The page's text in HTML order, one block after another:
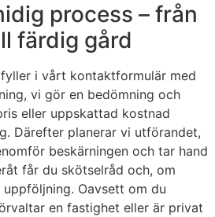
process – från
färdig gård
i vårt kontaktformulär med
vi gör en bedömning och
eller uppskattad kostnad
Därefter planerar vi utförandet,
beskärningen och tar hand
får du skötselråd och, om
Oavsett om du
en fastighet eller är privat